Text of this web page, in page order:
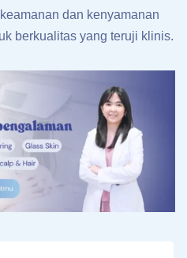
dan kenyamanan
berkualitas yang teruji klinis.